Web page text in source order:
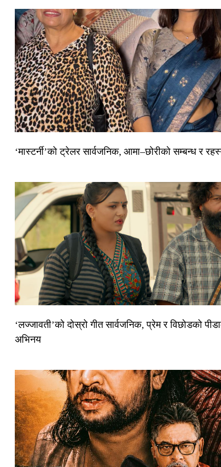
‘मास्टर्नी’को ट्रेलर सार्वजनिक, आमा–छोरीको सम्बन्ध र
‘लज्जावती’को दोस्रो गीत सार्वजनिक, प्रेम र विछोडको
अभिनय